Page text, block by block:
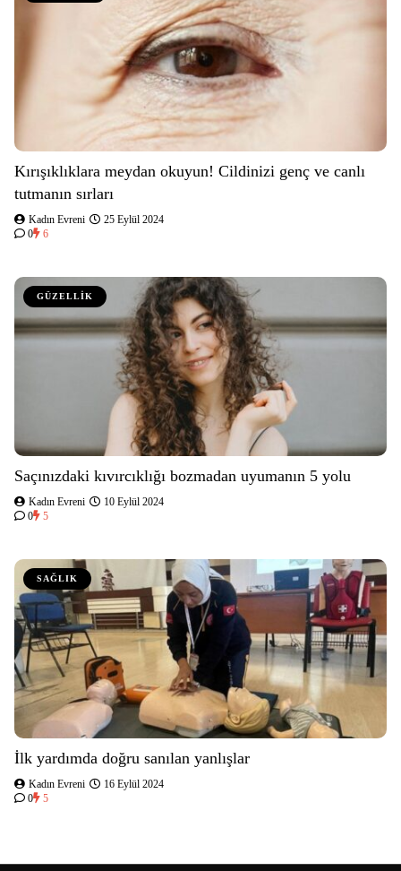
Kırışıklıklara meydan okuyun! Cildinizi genç ve canlı
tutmanın sırları
Kadın Evreni
25 Eylül 2024
0
6
GÜZELLİK
Saçınızdaki kıvırcıklığı bozmadan uyumanın 5 yolu
Kadın Evreni
10 Eylül 2024
0
5
SAĞLIK
İlk yardımda doğru sanılan yanlışlar
Kadın Evreni
16 Eylül 2024
0
5